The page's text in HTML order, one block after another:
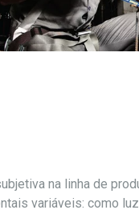
na linha de
variáveis: como